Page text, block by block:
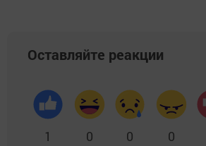
Оставляйте реакции
1 0 0 0